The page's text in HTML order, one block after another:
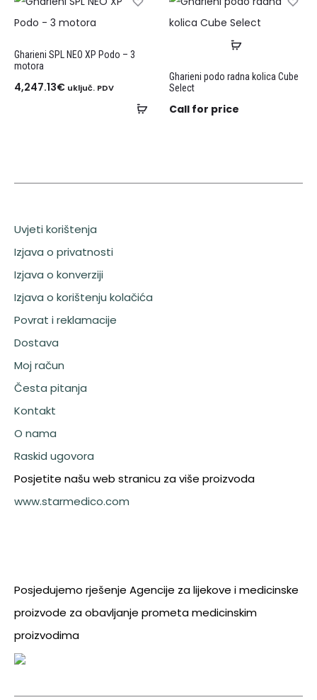
Gharieni SPL NEO XP Podo – 3
motora
4,247.13€ uključ. PDV
Gharieni podo radna kolica Cube
Select
Call for price
Uvjeti korištenja
Izjava o privatnosti
Izjava o konverziji
Izjava o korištenju kolačića
Povrat i reklamacije
Dostava
Moj račun
Česta pitanja
Kontakt
O nama
Raskid ugovora
Posjetite našu web stranicu za više proizvoda
www.starmedico.com
Posjedujemo rješenje Agencije za lijekove i medicinske
proizvode za obavljanje prometa medicinskim
proizvodima